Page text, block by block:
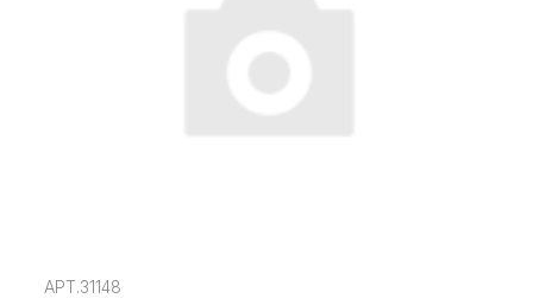
АРТ.31148